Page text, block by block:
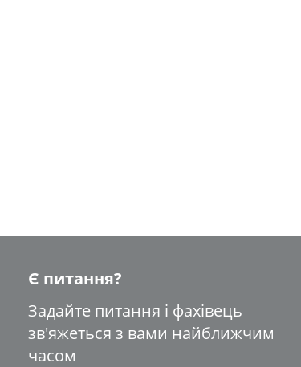
Є питання?
Задайте питання і фахівець
зв'яжеться з вами найближчим
часом